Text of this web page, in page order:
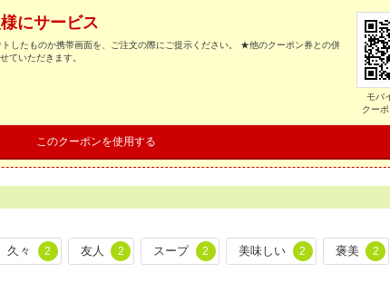
にサービス
したものか携帯画面を、ご注文の際にご提示ください。 ★他のクーポン券との併
ていただきます。
モバ
クー
このクーポンを使用する
久々 2 友人 2 スープ 2 美味しい 2 褒美 2